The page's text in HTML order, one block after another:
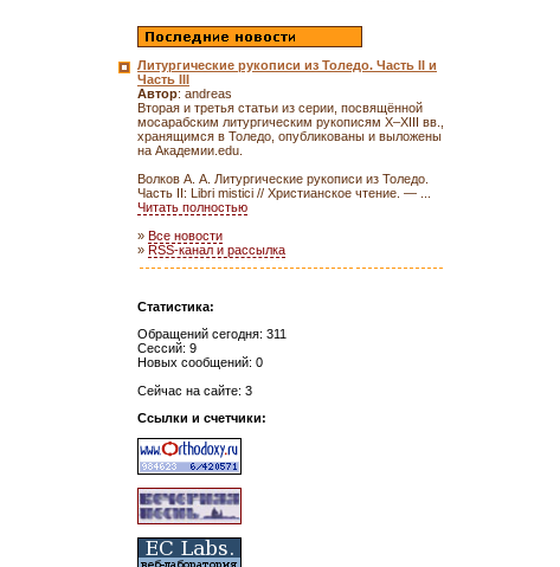
Литургические рукописи из Толедо. Часть II и
Часть III
Автор: andreas
Вторая и третья статьи из серии, посвящённой
мосарабским литургическим рукописям X–XIII вв.,
хранящимся в Толедо, опубликованы и выложены
на Академии.edu.
Волков А. А. Литургические рукописи из Толедо.
Часть II: Libri mistici // Христианское чтение. — ...
Читать полностью
» Все новости
» RSS-канал и рассылка
Статистика:
Обращений сегодня: 311
Сессий: 9
Новых сообщений: 0
Сейчас на сайте: 3
Ссылки и счетчики: